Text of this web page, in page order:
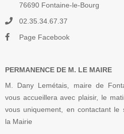
76690 Fontaine-le-Bourg
02.35.34.67.37
Page Facebook
PERMANENCE DE M. LE MAIRE
M. Dany Lemétais, maire de
vous accueillera avec plaisir, le
vous uniquement, en contactant le
la Mairie